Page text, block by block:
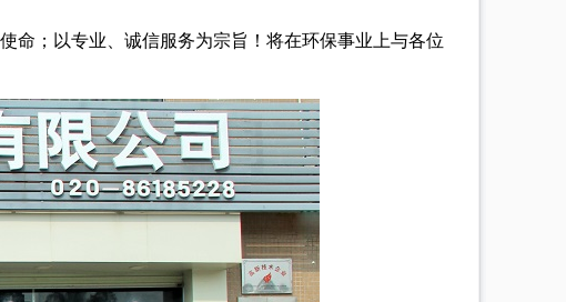
命；以专业、诚信服务为宗旨！将在环保事业上与各位